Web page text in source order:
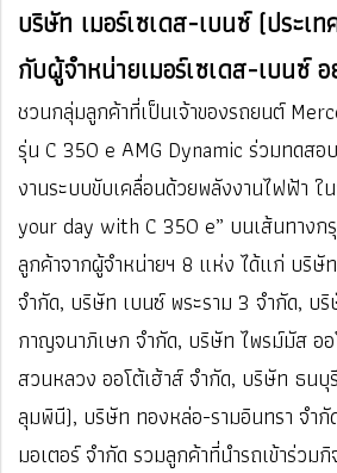
บริษัท เมอร์เซเดส-เบนซ์ (ประเ
กับผู้จำหน่ายเมอร์เซเดส-เบนซ์ อ
ชวนกลุ่มลูกค้าที่เป็นเจ้าของรถยนต์
รุ่น C 350 e AMG Dynamic ร่วมทดสอ
งานระบบขับเคลื่อนด้วยพลังงานไฟฟ้า
your day with C 350 e” บนเส้นทางก
ลูกค้าจากผู้จำหน่ายฯ 8 แห่ง ได้แก่ บริษั
จำกัด, บริษัท เบนซ์ พระราม 3 จำกัด, บ
กาญจนาภิเษก จำกัด, บริษัท ไพรม์มัส อ
สวนหลวง ออโต้เฮ้าส์ จำกัด, บริษัท ธนบุ
ลุมพินี), บริษัท ทองหล่อ-รามอินทรา จำ
มอเตอร์ จำกัด รวมลูกค้าที่นำรถเข้าร่ว